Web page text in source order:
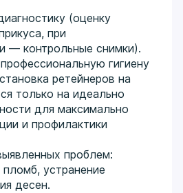
(оценку
при
— контрольные снимки).
гигиену
ретейнеров на
только на идеально
для максимально
и профилактики
проблем:
устранение
десен.